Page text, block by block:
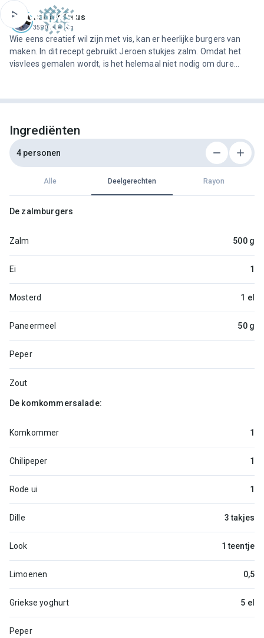
Jeroen Meus
3590 recepten
Wie eens creatief wil zijn met vis, kan er heerlijke burgers van
maken. In dit recept gebruikt Jeroen stukjes zalm. Omdat het
visvlees gemalen wordt, is het helemaal niet nodig om dure
Ingrediënten
4 personen
Alle Deelgerechten Rayon
De zalmburgers
Zalm 500 g
Ei 1
Mosterd 1 el
Paneermeel 50 g
Peper
Zout
De komkommersalade:
Komkommer 1
Chilipeper 1
Rode ui 1
Dille 3 takjes
Look 1 teentje
Limoenen 0,5
Griekse yoghurt 5 el
Peper